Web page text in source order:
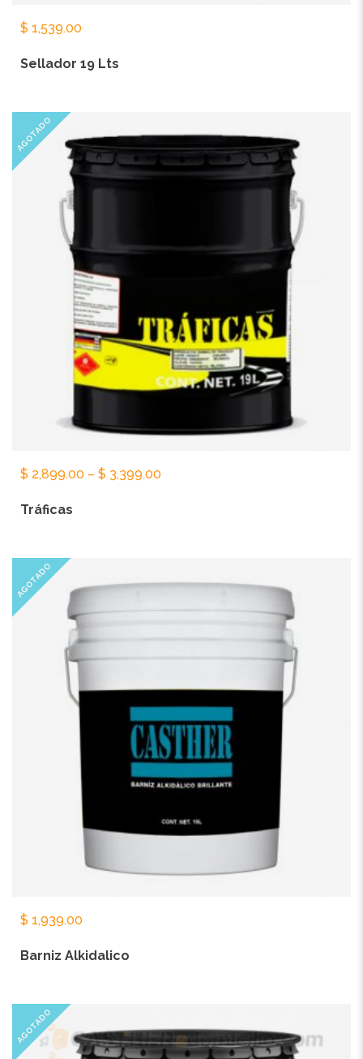
$ 1,539.00
Sellador 19 Lts
AGOTADO
$ 2,899.00 – $ 3,399.00
Tráficas
AGOTADO
$ 1,939.00
Barniz Alkidalico
AGOTADO